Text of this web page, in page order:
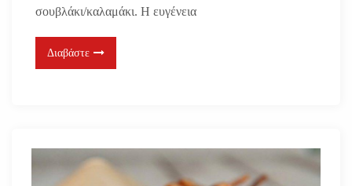
σουβλάκι/καλαμάκι. Η ευγένεια
Διαβάστε